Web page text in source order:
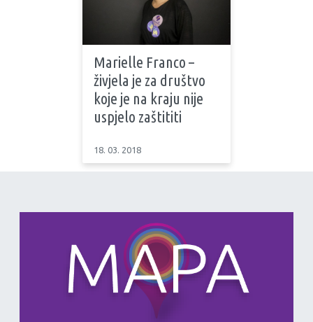
Marielle Franco –
živjela je za društvo
koje je na kraju nije
uspjelo zaštititi
18. 03. 2018